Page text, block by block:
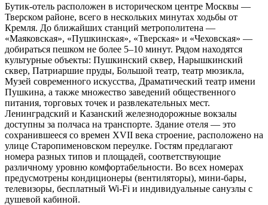
Бутик-отель расположен в историческом центре Москвы —
Тверском районе, всего в нескольких минутах ходьбы от
Кремля. До ближайших станций метрополитена —
«Маяковская», «Пушкинская», «Тверская» и «Чеховская» —
добираться пешком не более 5–10 минут. Рядом находятся
культурные объекты: Пушкинский сквер, Нарышкинский
сквер, Патриаршие пруды, Большой театр, театр мюзикла,
Музей современного искусства, Драматический театр имени
Пушкина, а также множество заведений общественного
питания, торговых точек и развлекательных мест.
Ленинградский и Казанский железнодорожные вокзалы
доступны за полчаса на транспорте. Здание отеля — это
сохранившееся со времен XVII века строение, расположено на
улице Старопименовском переулке. Гостям предлагают
номера разных типов и площадей, соответствующие
различному уровню комфортабельности. Во всех номерах
предусмотрены кондиционеры (вентиляторы), мини-бары,
телевизоры, бесплатный Wi-Fi и индивидуальные санузлы с
душевой кабиной.